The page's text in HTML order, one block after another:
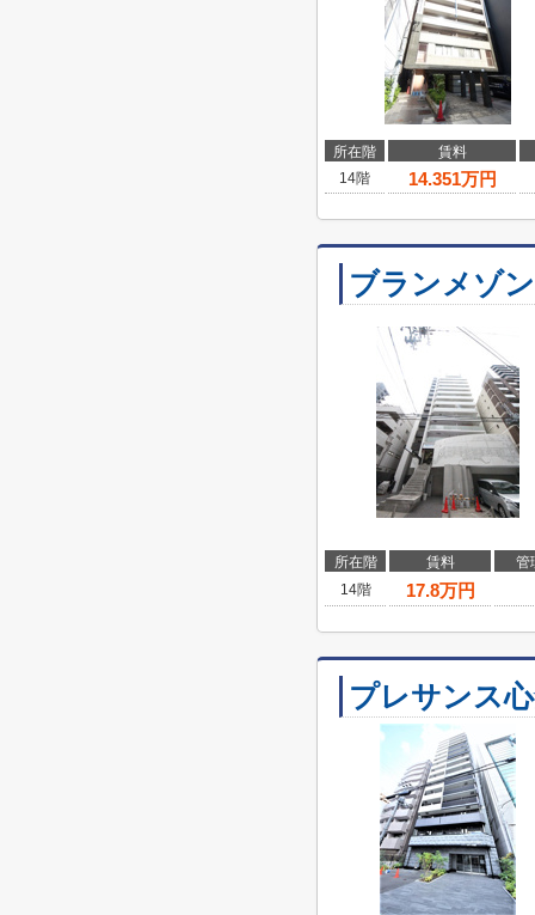
所在階
賃料
14階
14.351万円
ブランメゾ
所在階 賃料
管
14階
17.8万円
プレサンス